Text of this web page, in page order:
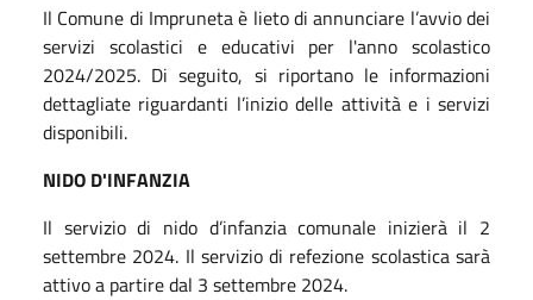
Il Comune di Impruneta è lieto di annunciare l’avvio dei
servizi scolastici e educativi per l'anno scolastico
2024/2025. Di seguito, si riportano le informazioni
dettagliate riguardanti l’inizio delle attività e i servizi
disponibili.
NIDO D'INFANZIA
Il servizio di nido d’infanzia comunale inizierà il 2
settembre 2024. Il servizio di refezione scolastica sarà
attivo a partire dal 3 settembre 2024.